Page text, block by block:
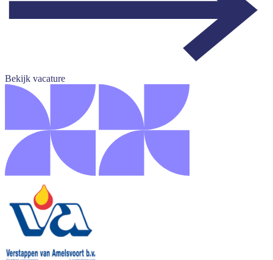
Bekijk vacature